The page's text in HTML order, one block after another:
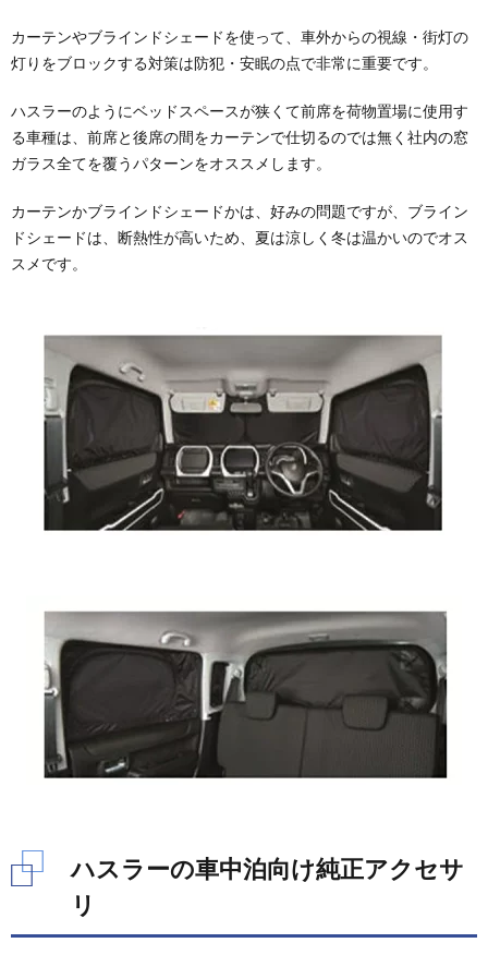
カーテンやブラインドシェードを使って、車外からの視線・街灯の
灯りをブロックする対策は防犯・安眠の点で非常に重要です。
ハスラーのようにベッドスペースが狭くて前席を荷物置場に使用す
る車種は、前席と後席の間をカーテンで仕切るのでは無く社内の窓
ガラス全てを覆うパターンをオススメします。
カーテンかブラインドシェードかは、好みの問題ですが、ブライン
ドシェードは、断熱性が高いため、夏は涼しく冬は温かいのでオス
スメです。
ハスラーの車中泊向け純正アクセサ
リ